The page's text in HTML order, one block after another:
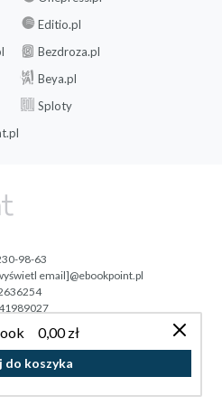
Wykrywalność
4.5.3. Lokalny system
Procedury
4.5.4. Baza wiedzy i postać
warunkach nominalnych
przepływ standardowy
symulacyjne
4.6.1. Scenariusz 1 okres
zimowy
4.6.2. Scenariusz 2
0,00 zł
do koszyka
Editio.pl
Bezdroza.pl
Beya.pl
Sploty
98-63
email]@ebookpoint.pl